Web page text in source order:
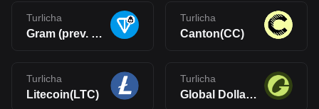
Turlicha
Gram (prev. Toncoin)(GRAM)
Turlicha
Canton(CC)
Turlicha
Litecoin(LTC)
Turlicha
Global Dollar(USDG)